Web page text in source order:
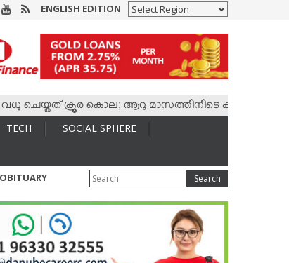
ENGLISH EDITION
ചെയ്തത് ക്രൂര കൊല; ആറു മാസത്തിനിടെ കാമുകനുമായി
TECH
SOCIAL SPHERE
OBITUARY Search